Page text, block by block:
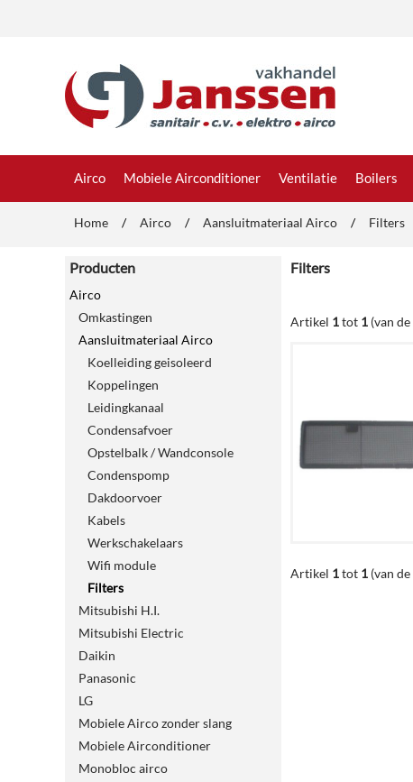
Airco Mobiele Airconditioner Ventilatie Boilers
Home / Airco / Aansluitmateriaal Airco / Filters
Producten
Airco
Omkastingen
Aansluitmateriaal Airco
Koelleiding geisoleerd
Koppelingen
Leidingkanaal
Condensafvoer
Opstelbalk / Wandconsole
Condenspomp
Dakdoorvoer
Kabels
Werkschakelaars
Wifi module
Filters
Mitsubishi H.I.
Mitsubishi Electric
Daikin
Panasonic
LG
Mobiele Airco zonder slang
Mobiele Airconditioner
Monobloc airco
Filters
Artikel 1tot 1 (van de
Artikel 1tot 1 (van de